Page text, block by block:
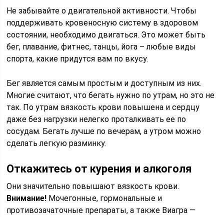
Не забывайте о двигательной активности. Чтобы
поддерживать кровеносную систему в здоровом
состоянии, необходимо двигаться. Это может быть
бег, плавание, фитнес, танцы, йога – любые виды
спорта, какие придутся вам по вкусу.
Бег является самым простым и доступным из них.
Многие считают, что бегать нужно по утрам, но это не
так. По утрам вязкость крови повышена и сердцу
даже без нагрузки нелегко проталкивать ее по
сосудам. Бегать лучше по вечерам, а утром можно
сделать легкую разминку.
Откажитесь от курения и алкоголя
Они значительно повышают вязкость крови.
Внимание! Мочегонные, гормональные и
противозачаточные препараты, а также Виагра —